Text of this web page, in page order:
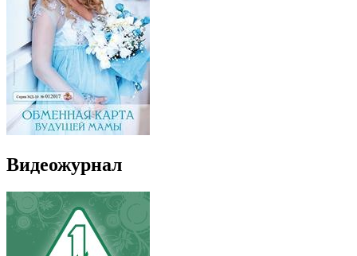
Видеожурнал